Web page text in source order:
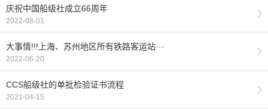
庆祝中国船级社成立66周年
2022-08-01
大事情!!!上海、苏州地区所有铁路客运站···
2022-06-20
CCS船级社的单批检验证书流程
2021-04-15